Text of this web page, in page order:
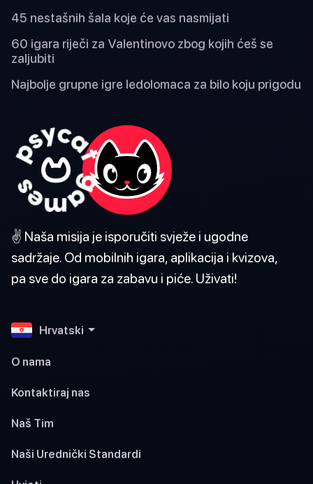
45 nestašnih šala koje će vas nasmijati
60 igara riječi za Valentinovo zbog kojih ćeš se
zaljubiti
Najbolje grupne igre ledolomaca za bilo koju prigodu
✌️ Naša misija je isporučiti svježe i ugodne
sadržaje. Od mobilnih igara, aplikacija i kvizova,
pa sve do igara za zabavu i piće. Uživati!
Hrvatski
O nama
Kontaktiraj nas
Naš Tim
Naši Urednički Standardi